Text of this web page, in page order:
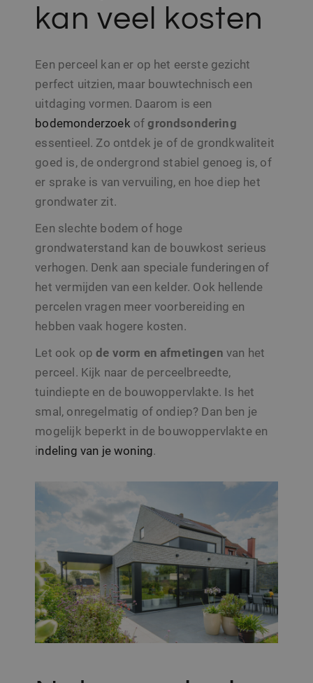
kan veel kosten
Een perceel kan er op het eerste gezicht
perfect uitzien, maar bouwtechnisch een
uitdaging vormen. Daarom is een
bodemonderzoek ofgrondsondering
essentieel. Zo ontdek je of de grondkwaliteit
goed is, de ondergrond stabiel genoeg is, of
er sprake is van vervuiling, en hoe diep het
grondwater zit.
Een slechte bodem of hoge
grondwaterstand kan de bouwkost serieus
verhogen. Denk aan speciale funderingen of
het vermijden van een kelder. Ook hellende
percelen vragen meer voorbereiding en
hebben vaak hogere kosten.
Let ook opde vorm en afmetingen van het
perceel. Kijk naar de perceelbreedte,
tuindiepte en de bouwoppervlakte. Is het
smal, onregelmatig of ondiep? Dan ben je
mogelijk beperkt in de bouwoppervlakte en
indeling van je woning.